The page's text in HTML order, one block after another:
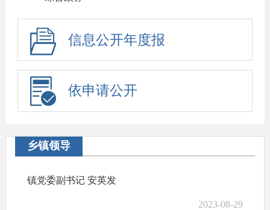
信息公开年度报
依申请公开
乡镇领导
镇党委副书记 安英发
2023-08-29